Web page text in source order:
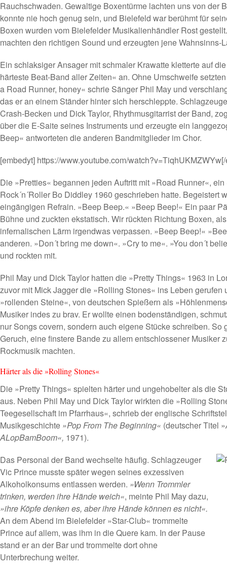
Rauchschwaden. Gewaltige Boxentürme lachten uns von der
konnte nie hoch genug sein, und Bielefeld war berühmt für
Boxen wurden vom Bielefelder Musikalienhändler Rost
machten den richtigen Sound und erzeugten jene Wahnsinns-
Ein schlaksiger Ansager mit schmaler Krawatte kletterte auf
härteste Beat-Band aller Zeiten« an. Ohne Umschweife
a Road Runner, honey« schrie Sänger Phil May und
das er an einem Ständer hinter sich herschleppte.
Crash-Becken und Dick Taylor, Rhythmusgitarrist der Band,
über die E-Saite seines Instruments und erzeugte ein
Beep« antworteten die anderen Bandmitglieder im Chor.
[embedyt] https://www.youtube.com/
Die »Pretties« begannen jeden Auftritt mit »Road Runner«,
Rock´n´Roller Bo Diddley 1960 geschrieben hatte. Begeistert
eingängigen Refrain. »Beep Beep.« »Beep Beep!« Ein paar
Bühne und zuckten ekstatisch. Wir rückten Richtung Boxen,
infernalischen Lärm irgendwas verpassen. »Beep Beep!«
anderen. »Don´t bring me down«. »Cry to me«. »You don´t
und rockten mit.
Phil May und Dick Taylor hatten die »Pretty Things« 1963 in
zuvor mit Mick Jagger die »Rolling Stones« ins Leben
»rollenden Steine«, von deutschen Spießern als
Musiker indes zu brav. Er wollte einen bodenständigen,
nur Songs covern, sondern auch eigene Stücke schreiben.
Geruch, eine finstere Bande zu allem entschlossener Musiker
Rockmusik machten.
Härter als die »Rolling Stones«
Die »Pretty Things« spielten härter und ungehobelter als die
aus. Neben Phil May und Dick Taylor wirkten die »Rolling
Teegesellschaft im Pfarrhaus«, schrieb der englische
Musikgeschichte »Pop From The Beginning« (deutscher Titel »
ALopBamBoom«, 1971).
Das Personal der Band wechselte häufig. Schlagzeuger
Vic Prince musste später wegen seines exzessiven
Alkoholkonsums entlassen werden. »Wenn Trommler
trinken, werden ihre Hände weich«, meinte Phil May dazu,
»ihre Köpfe denken es, aber ihre Hände können es nicht«.
An dem Abend im Bielefelder »Star-Club« trommelte
Prince auf allem, was ihm in die Quere kam. In der Pause
stand er an der Bar und trommelte dort ohne
Unterbrechung weiter.